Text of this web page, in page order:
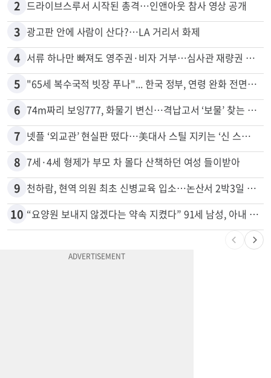
1 신호위반 후 달아난 배달기사…경찰 잠복해 잡고보니 ‘반전’
2 드라이브스루서 시작된 총격…인앤아웃 참사 영상 공개
3 광고판 안에 사람이 산다?…LA 거리서 화제
4 서류 하나만 빠져도 영주권·비자 거부…심사관 재량권 대폭 확대
5 "65세 복수국적 빗장 푸나"... 한국 정부, 연령 완화 전면 추진
6 74m짜리 보잉777, 화물기 변신…격납고서 ‘보물’ 찾는 인천공항
7
8 7세·4세 형제가 부모 차 몰다 산책하던 여성 들이받아
9 천하람, 현역 의원 최초 신병교육 입소…논산서 2박3일 생활
“요양원 보내지 않겠다는 약속 지켰다” 91세 남성, 아내 살해 혐의